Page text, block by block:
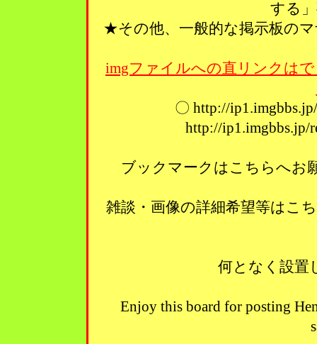
する
★その他、一般的な掲示板の
imgファイルへの直リンクは
〇 http://
http://
ブックマークはこちらへ
雑談・画像の詳細希望等は
何となく設
Enjoy this board for posting